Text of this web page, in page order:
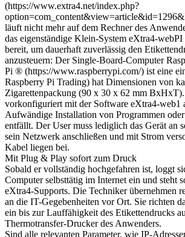
(https://www.extra4.net/index.php?
läuft nicht mehr auf dem Rechner des
das eigenständige Klein-System eXtra4-
bereit, um dauerhaft zuverlässig den
anzusteuern: Der Single-Board-Computer
Pi ® (https://www.raspberrypi.com/) ist eine
Raspberry Pi Trading) hat Dimensionen von
Zigarettenpackung (90 x 30 x 62 mm
vorkonfiguriert mit der Software eXtra4-web1
Aufwändige Installation von Programmen
entfällt. Der User muss lediglich das Gerät an
sein Netzwerk anschließen und mit Strom
Kabel liegen bei.
Mit Plug & Play sofort zum Druck
Sobald er vollständig hochgefahren ist, loggt
Computer selbsttätig im Internet ein und steht
eXtra4-Supports. Die Techniker übernehmen
an die IT-Gegebenheiten vor Ort. Sie richten
ein bis zur Lauffähigkeit des Etikettendrucks
Thermotransfer-Drucker des Anwenders.
Sind alle relevanten Parameter, wie IP-